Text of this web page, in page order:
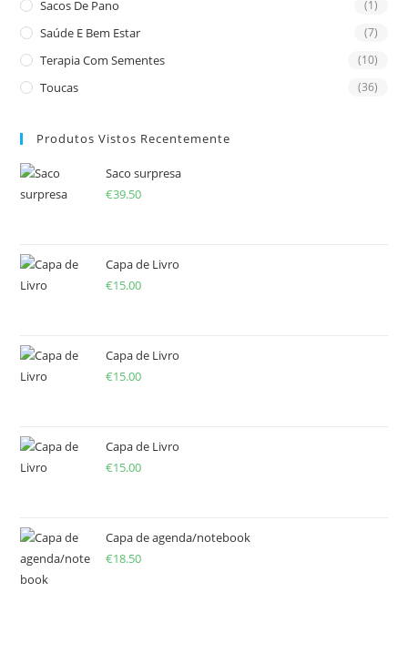
Sacos De Pano (1)
Saúde E Bem Estar (7)
Terapia Com Sementes (10)
Toucas (36)
Produtos Vistos Recentemente
Saco surpresa
€39.50
Capa de Livro
€15.00
Capa de Livro
€15.00
Capa de Livro
€15.00
Capa de agenda/notebook
€18.50